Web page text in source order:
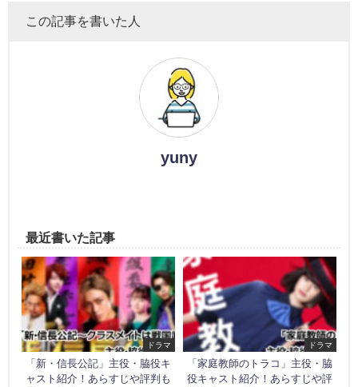
この記事を書いた人
yuny
最近書いた記事
ドラマ
「新・信長公記」主役・脇役キ
ャスト紹介！あらすじや評判も
ドラマ
「家庭教師のトラコ」主役・脇
役キャスト紹介！あらすじや評